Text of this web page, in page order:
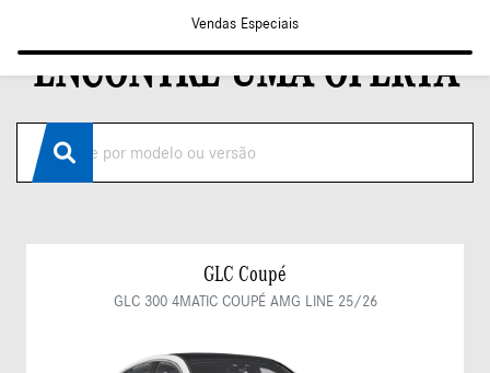
Vendas Especiais
ENCONTRE UMA OFERTA
GLC Coupé
GLC 300 4MATIC COUPÉ AMG LINE 25/26